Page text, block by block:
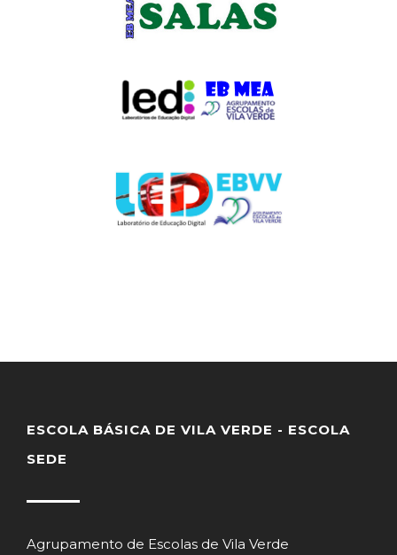
ESCOLA BÁSICA DE VILA VERDE - ESCOLA
SEDE
Agrupamento de Escolas de Vila Verde